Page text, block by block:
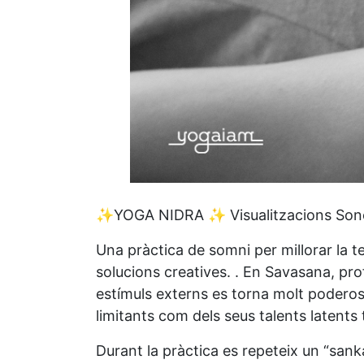
✨YOGA NIDRA ✨ Visualitzacions
Una pràctica de somni per millorar la
solucions creatives. . En Savasana,
estímuls externs es torna molt
limitants com dels seus talents
Durant la pràctica es repeteix un